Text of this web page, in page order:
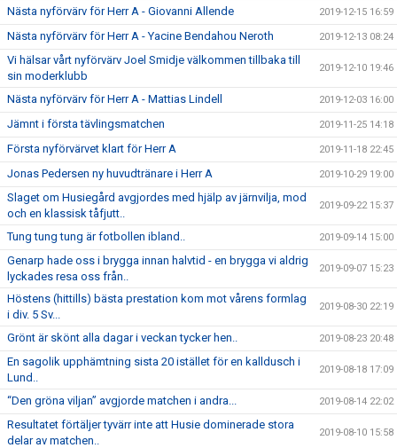
Nästa nyförvärv för Herr A - Giovanni Allende 2019-12-15 16:59
Nästa nyförvärv för Herr A - Yacine Bendahou Neroth 2019-12-13 08:24
Vi hälsar vårt nyförvärv Joel Smidje välkommen tillbaka till
sin moderklubb
2019-12-10 19:46
Nästa nyförvärv för Herr A - Mattias Lindell 2019-12-03 16:00
Jämnt i första tävlingsmatchen 2019-11-25 14:18
Första nyförvärvet klart för Herr A 2019-11-18 22:45
Jonas Pedersen ny huvudtränare i Herr A 2019-10-29 19:00
Slaget om Husiegård avgjordes med hjälp av järnvilja, mod
och en klassisk tåfjutt..
2019-09-22 15:37
Tung tung tung är fotbollen ibland.. 2019-09-14 15:00
Genarp hade oss i brygga innan halvtid - en brygga vi aldrig
lyckades resa oss från..
2019-09-07 15:23
Höstens (hittills) bästa prestation kom mot vårens formlag
i div. 5 Sv...
2019-08-30 22:19
Grönt är skönt alla dagar i veckan tycker hen.. 2019-08-23 20:48
En sagolik upphämtning sista 20 istället för en kalldusch i
Lund..
2019-08-18 17:09
“Den gröna viljan” avgjorde matchen i andra... 2019-08-14 22:02
Resultatet förtäljer tyvärr inte att Husie dominerade stora
delar av matchen..
2019-08-10 15:58